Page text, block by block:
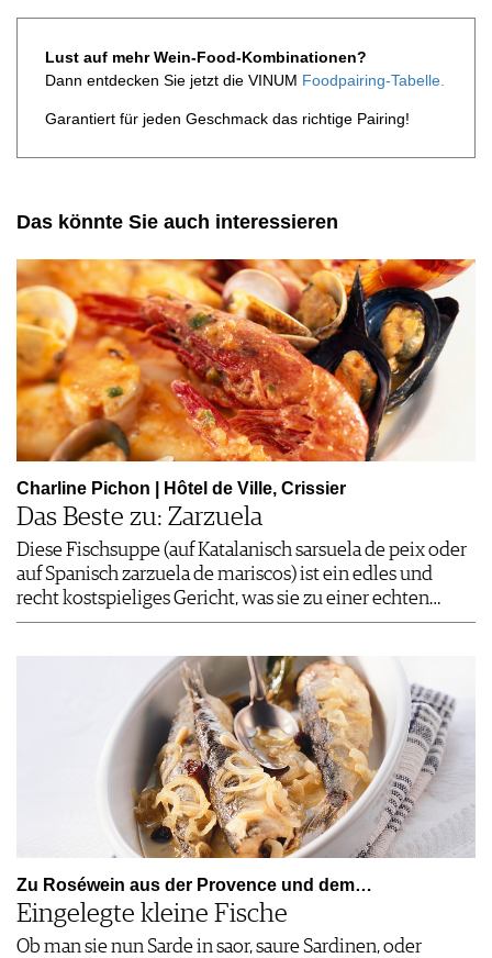
Lust auf mehr Wein-Food-Kombinationen?
Dann entdecken Sie jetzt die VINUM Foodpairing-Tabelle.
Garantiert für jeden Geschmack das richtige Pairing!
Das könnte Sie auch interessieren
Charline Pichon | Hôtel de Ville, Crissier
Das Beste zu: Zarzuela
Diese Fischsuppe (auf Katalanisch sarsuela de peix oder
auf Spanisch zarzuela de mariscos) ist ein edles und
recht kostspieliges Gericht, was sie zu einer echten…
Zu Roséwein aus der Provence und dem…
Eingelegte kleine Fische
Ob man sie nun Sarde in saor, saure Sardinen, oder